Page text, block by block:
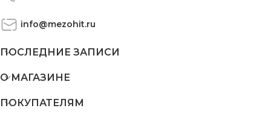
info@mezohit.ru
ПОСЛЕДНИЕ ЗАПИСИ
О МАГАЗИНЕ
ПОКУПАТЕЛЯМ